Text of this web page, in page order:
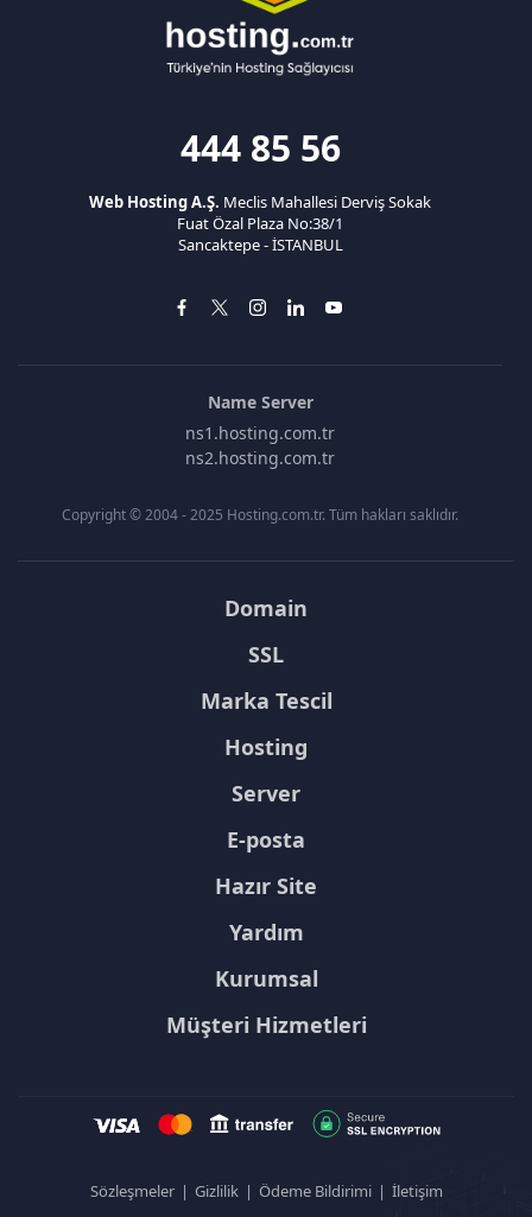
444 85 56
Web Hosting A.Ş. Meclis Mahallesi Derviş Sokak
Fuat Özal Plaza No:38/1
Sancaktepe - İSTANBUL
Name Server
ns1.hosting.com.tr
ns2.hosting.com.tr
Copyright © 2004 - 2025 Hosting.com.tr. Tüm hakları saklıdır.
Domain
SSL
Marka Tescil
Hosting
Server
E-posta
Hazır Site
Yardım
Kurumsal
Müşteri Hizmetleri
Sözleşmeler | Gizlilik | Ödeme Bildirimi | İletişim